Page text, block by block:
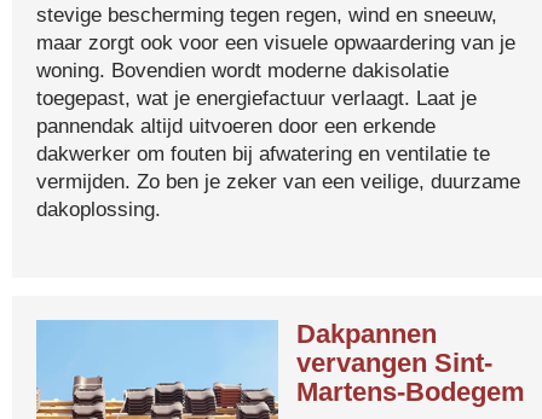
stevige bescherming tegen regen, wind en sneeuw,
maar zorgt ook voor een visuele opwaardering van je
woning. Bovendien wordt moderne dakisolatie
toegepast, wat je energiefactuur verlaagt. Laat je
pannendak altijd uitvoeren door een erkende
dakwerker om fouten bij afwatering en ventilatie te
vermijden. Zo ben je zeker van een veilige, duurzame
dakoplossing.
Dakpannen
vervangen Sint-
Martens-Bodegem